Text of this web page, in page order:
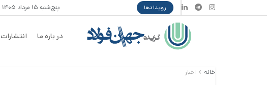
رویدادها پنج‌شنبه ۱۵ مرداد ۱۴۰۵
در باره ما انتشارات
خانه اخبار